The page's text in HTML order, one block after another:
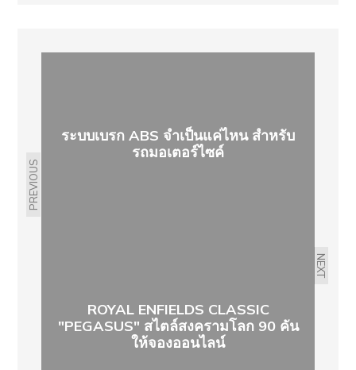
PREVIOUS
ระบบเบรก ABS จำเป็นแค่ไหน สำหรับ
รถมอเตอร์ไซค์
NEXT
ROYAL ENFIELDS CLASSIC
"PEGASUS" สไตล์สงครามโลก 90 คัน
ให้จองออนไลน์